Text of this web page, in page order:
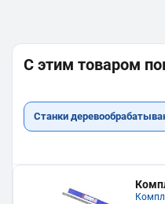
С этим товаром
Станки